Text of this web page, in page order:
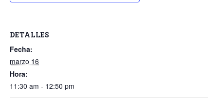
DETALLES
Fecha:
marzo 16
Hora:
11:30 am - 12:50 pm